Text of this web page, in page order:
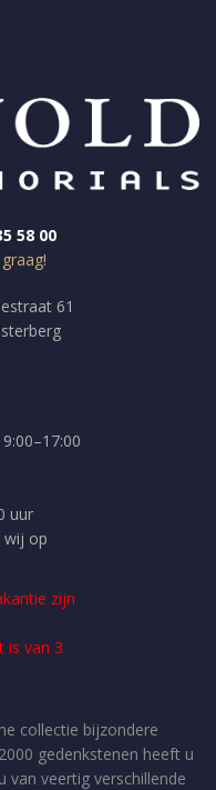
58 00
61
uur
wij op
zijn
is van 3
collectie bijzondere
gedenkstenen heeft u
van veertig verschillende